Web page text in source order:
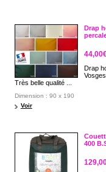
Drap
Drap
Très belle qualité ...
Dimension : 90 x 190
Voir
400